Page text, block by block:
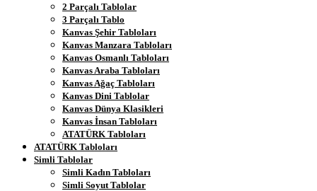
2 Parçalı Tablolar
3 Parçalı Tablo
Kanvas Şehir Tabloları
Kanvas Manzara Tabloları
Kanvas Osmanlı Tabloları
Kanvas Araba Tabloları
Kanvas Ağaç Tabloları
Kanvas Dini Tablolar
Kanvas Dünya Klasikleri
Kanvas İnsan Tabloları
ATATÜRK Tabloları
ATATÜRK Tabloları
Simli Tablolar
Simli Kadın Tabloları
Simli Soyut Tablolar